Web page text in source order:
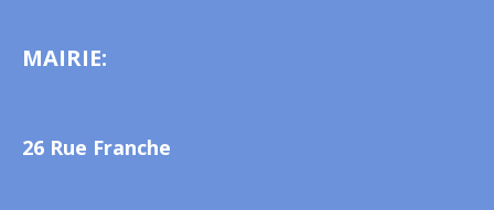
MAIRIE:
26 Rue Franche